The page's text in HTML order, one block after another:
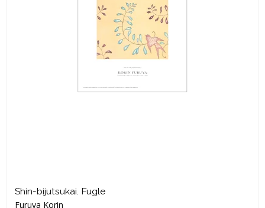
Shin-bijutsukai. Fugle
Furuya Korin